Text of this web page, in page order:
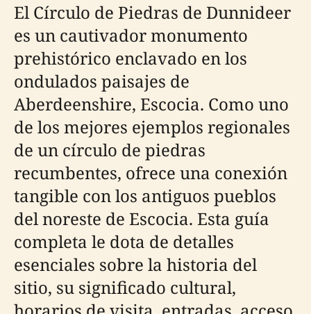
El Círculo de Piedras de Dunnideer
es un cautivador monumento
prehistórico enclavado en los
ondulados paisajes de
Aberdeenshire, Escocia. Como uno
de los mejores ejemplos regionales
de un círculo de piedras
recumbentes, ofrece una conexión
tangible con los antiguos pueblos
del noreste de Escocia. Esta guía
completa le dota de detalles
esenciales sobre la historia del
sitio, su significado cultural,